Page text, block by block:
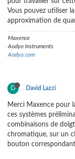
Vous pouvez utiliser
approximation de
Maxence
Aodyo Instruments
Aodyo.com
D David Lazzi
Merci Maxence pour
ces systèmes
combinaisons de
chromatique, sur un
bouton